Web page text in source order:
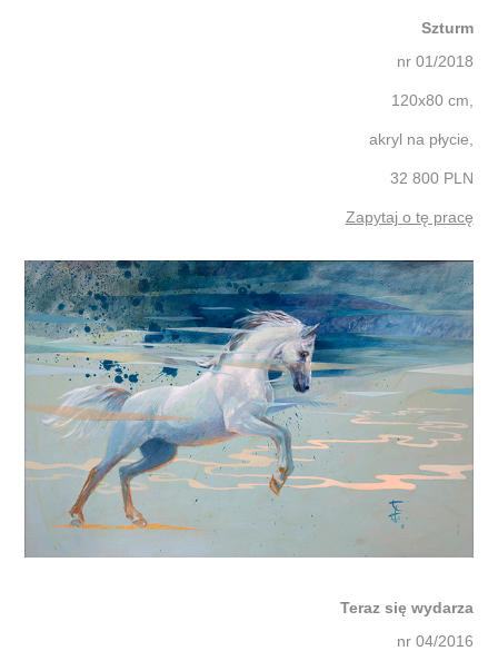
Szturm
nr 01/2018
120x80 cm,
akryl na płycie,
32 800 PLN
Zapytaj o tę pracę
Teraz się wydarza
nr 04/2016